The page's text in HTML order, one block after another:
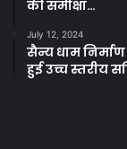
की समीक्षा…
July 12, 2024
सैन्य धाम
हुई उच्च स्तरीय